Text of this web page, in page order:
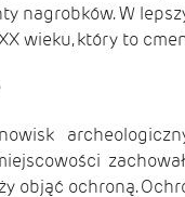
nagrobków. W
wieku, który to
objąć ochroną.